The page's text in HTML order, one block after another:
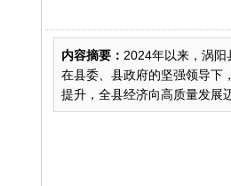
内容摘要： 2024年以来，涡阳
在县委、县政府的坚强领导下
提升，全县经济向高质量发展